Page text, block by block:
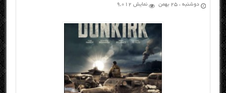
دوشنبه ، ۲۵ بهمن نمایش 9,012